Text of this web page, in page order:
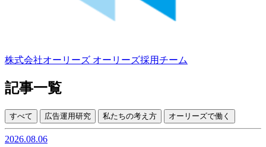
株式会社オーリーズ オーリーズ採用チーム
記事一覧
すべて 広告運用研究 私たちの考え方 オーリーズで働く
2026.08.06